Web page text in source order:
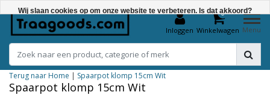
Inloggen
0
Winkelwagen Menu
Terug naar Home | Spaarpot klomp 15cm Wit
Spaarpot klomp 15cm Wit
Wij slaan cookies op om onze website te verbeteren. Is dat akkoord?
Nee
Meer over cookies »